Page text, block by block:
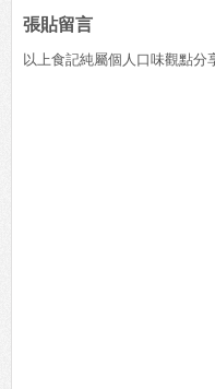
張貼留言
以上食記純屬個人口味觀點分